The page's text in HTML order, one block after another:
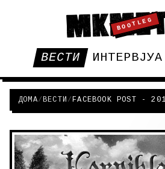
BOOTLEG
ВЕСТИ ИНТЕРВЈУА
ДОМА/ВЕСТИ /FACEBOOK POST -